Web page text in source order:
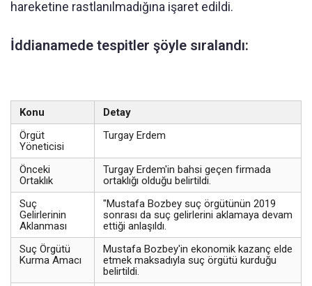
hareketine rastlanılmadığına işaret edildi.
İddianamede tespitler şöyle sıralandı:
Konu
Detay
Örgüt
Yöneticisi
Turgay Erdem
Önceki
Ortaklık
Turgay Erdem'in bahsi geçen firmada
ortaklığı olduğu belirtildi.
Suç
Gelirlerinin
Aklanması
"Mustafa Bozbey suç örgütünün 2019
sonrası da suç gelirlerini aklamaya devam
ettiği anlaşıldı.
Suç Örgütü
Kurma Amacı
Mustafa Bozbey'in ekonomik kazanç elde
etmek maksadıyla suç örgütü kurduğu
belirtildi.